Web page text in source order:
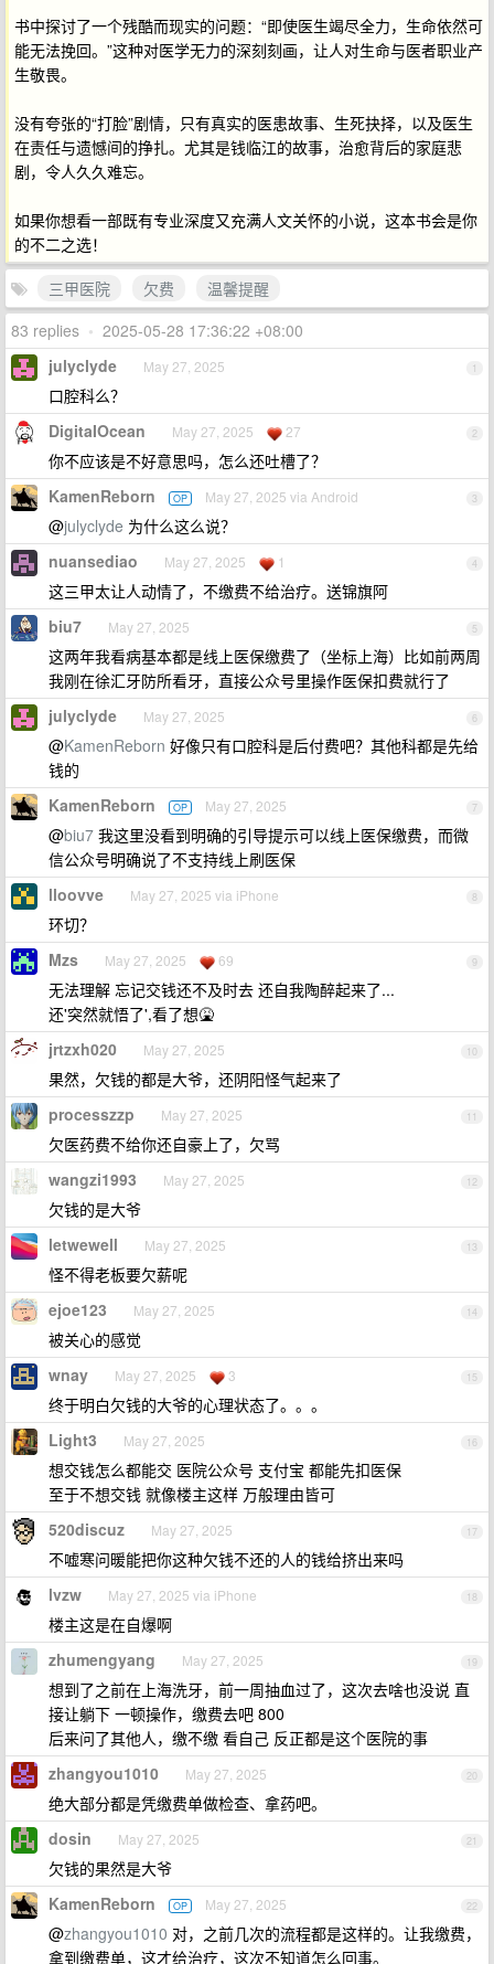
书中探讨了一个残酷而现实的问题：“即使医生竭尽全力，生命依然可
能无法挽回。”这种对医学无力的深刻刻画，让人对生命与医者职业产
生敬畏。
没有夸张的“打脸”剧情，只有真实的医患故事、生死抉择，以及医生
在责任与遗憾间的挣扎。尤其是钱临江的故事，治愈背后的家庭悲
剧，令人久久难忘。
如果你想看一部既有专业深度又充满人文关怀的小说，这本书会是你
的不二之选！
三甲医院
欠费
温馨提醒
83 replies • 2025-05-28 17:36:22 +08:00
1
julyclyde May 27, 2025
口腔科么？
2
DigitaIOcean May 27, 2025 27
你不应该是不好意思吗，怎么还吐槽了？
3
KamenReborn OP May 27, 2025 via Android
@julyclyde 为什么这么说？
4
nuansediao May 27, 2025 1
这三甲太让人动情了，不缴费不给治疗。送锦旗阿
5
biu7 May 27, 2025
这两年我看病基本都是线上医保缴费了（坐标上海）比如前两周
我刚在徐汇牙防所看牙，直接公众号里操作医保扣费就行了
6
julyclyde May 27, 2025
@KamenReborn 好像只有口腔科是后付费吧？其他科都是先给
钱的
7
KamenReborn OP May 27, 2025
@biu7 我这里没看到明确的引导提示可以线上医保缴费，而微
信公众号明确说了不支持线上刷医保
8
lloovve May 27, 2025 via iPhone
环切？
9
Mzs May 27, 2025 69
无法理解 忘记交钱还不及时去 还自我陶醉起来了...
还'突然就悟了',看了想🤮
10
jrtzxh020 May 27, 2025
果然，欠钱的都是大爷，还阴阳怪气起来了
11
processzzp May 27, 2025
欠医药费不给你还自豪上了，欠骂
12
wangzi1993 May 27, 2025
欠钱的是大爷
13
letwewell May 27, 2025
怪不得老板要欠薪呢
14
ejoe123 May 27, 2025
被关心的感觉
15
wnay May 27, 2025 3
终于明白欠钱的大爷的心理状态了。。。
16
Light3 May 27, 2025
想交钱怎么都能交 医院公众号 支付宝 都能先扣医保
至于不想交钱 就像楼主这样 万般理由皆可
17
520discuz May 27, 2025
不嘘寒问暖能把你这种欠钱不还的人的钱给挤出来吗
18
lvzw May 27, 2025 via iPhone
楼主这是在自爆啊
19
zhumengyang May 27, 2025
想到了之前在上海洗牙，前一周抽血过了，这次去啥也没说 直
接让躺下 一顿操作，缴费去吧 800
后来问了其他人，缴不缴 看自己 反正都是这个医院的事
20
zhangyou1010 May 27, 2025
绝大部分都是凭缴费单做检查、拿药吧。
21
dosin May 27, 2025
欠钱的果然是大爷
22
KamenReborn OP May 27, 2025
@zhangyou1010 对，之前几次的流程都是这样的。让我缴费，
拿到缴费单，这才给治疗，这次不知道怎么回事。